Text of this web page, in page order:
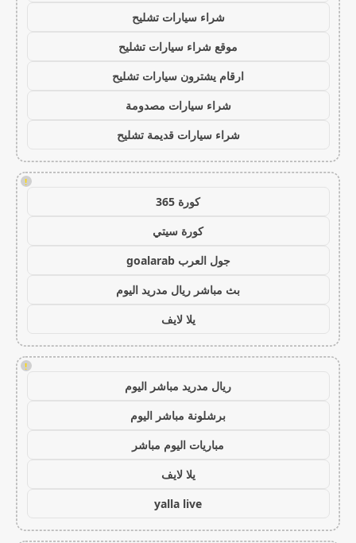
شراء سيارات تشليح
موقع شراء سيارات تشليح
ارقام يشترون سيارات تشليح
شراء سيارات مصدومة
شراء سيارات قديمة تشليح
!
كورة 365
كورة سيتي
جول العرب goalarab
بث مباشر ريال مدريد اليوم
يلا لايف
!
ريال مدريد مباشر اليوم
برشلونة مباشر اليوم
مباريات اليوم مباشر
يلا لايف
yalla live